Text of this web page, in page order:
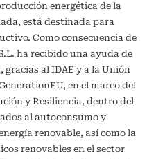
energética de la
está destinada para
Como consecuencia de
ha recibido una ayuda de
gracias al IDAE y a la Unión
en el marco del
y Resiliencia, dentro del
al autoconsumo y
renovable, así como la
renovables en el sector